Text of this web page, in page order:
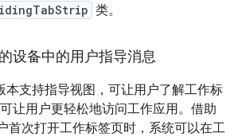
类。
设备中的用户指导消息
本支持指导视图，可让用户了解工作标
让用户更轻松地访问工作应用。借助
首次打开工作标签页时，系统可以在工